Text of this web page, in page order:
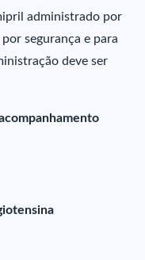
administrado por
segurança e para
deve ser